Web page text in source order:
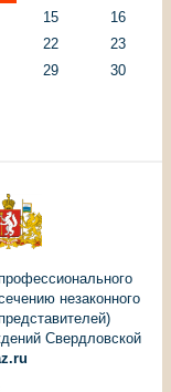
15
16
22
23
29
30
незаконного
Свердловской